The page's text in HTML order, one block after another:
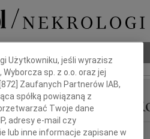
Nawrocka -
Użytkowniku, jeśli wyrazisz
sp. z o.o. oraz jej
872 ] Zaufanych Partnerów IAB,
spółką powiązaną z
Twoje dane
adresy e-mail czy
lub inne informacje zapisane w